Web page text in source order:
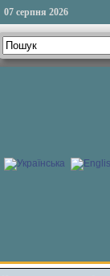
07 серпня 2026